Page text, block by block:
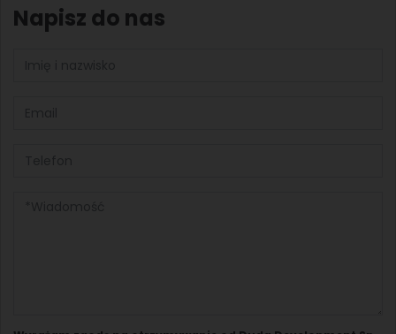
Napisz do nas